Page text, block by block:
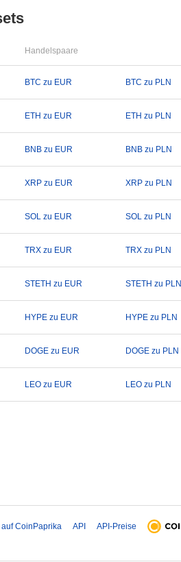
Handelspaare
BTC zu EUR BTC zu PLN
ETH zu EUR ETH zu PLN
BNB zu EUR BNB zu PLN
XRP zu EUR XRP zu PLN
SOL zu EUR SOL zu PLN
TRX zu EUR TRX zu PLN
STETH zu EUR STETH zu PLN
HYPE zu EUR HYPE zu PLN
DOGE zu EUR DOGE zu PLN
LEO zu EUR LEO zu PLN
CoinPaprika API API-Preise